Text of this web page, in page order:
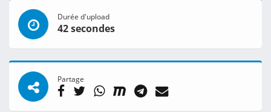
Durée d'upload
42 secondes
Partage